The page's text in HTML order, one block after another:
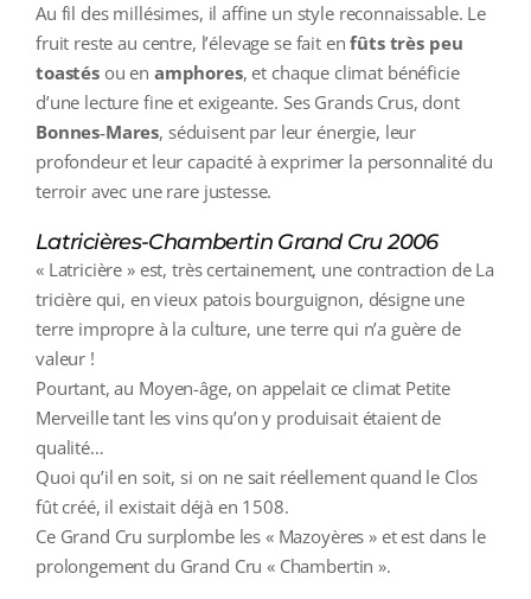
Au fil des millésimes, il affine un style reconnaissable. Le
fruit reste au centre, l’élevage se fait enfûts très peu
toastésou en amphores, et chaque climat bénéficie
d’une lecture fine et exigeante. Ses Grands Crus, dont
Bonnes‑Mares, séduisent par leur énergie, leur
profondeur et leur capacité à exprimer la personnalité du
terroir avec une rare justesse.
Latricières-Chambertin Grand Cru 2006
« Latricière » est, très certainement, une contraction de La
tricière qui, en vieux patois bourguignon, désigne une
terre impropre à la culture, une terre qui n’a guère de
valeur !
Pourtant, au Moyen-âge, on appelait ce climat Petite
Merveille tant les vins qu’on y produisait étaient de
qualité…
Quoi qu’il en soit, si on ne sait réellement quand le Clos
fût créé, il existait déjà en 1508.
Ce Grand Cru surplombe les « Mazoyères » et est dans le
prolongement du Grand Cru « Chambertin ».